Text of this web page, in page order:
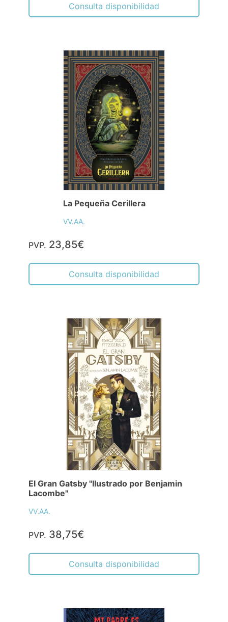
Consulta disponibilidad
La Pequeña Cerillera
VV.AA.
PVP. 23,85€
Consulta disponibilidad
El Gran Gatsby "Ilustrado por Benjamin
Lacombe"
VV.AA.
PVP. 38,75€
Consulta disponibilidad